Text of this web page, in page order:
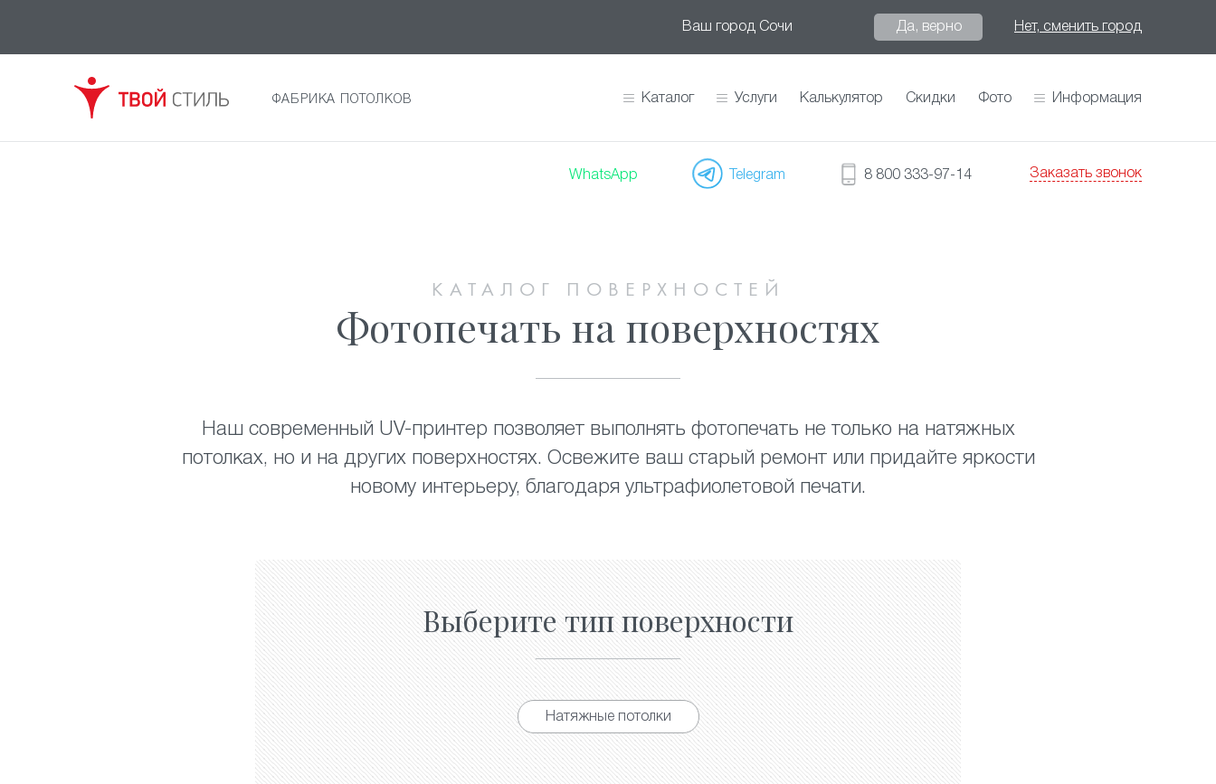
Ваш город Сочи Да, верно Нет, сменить город
ФАБРИКА ПОТОЛКОВ Каталог Услуги Калькулятор Скидки Фото Информация
WhatsApp Telegram 8 800 333-97-14 Заказать звонок
КАТАЛОГ ПОВЕРХНОСТЕЙ
Фотопечать на поверхностях
Наш современный UV-принтер позволяет выполнять фотопечать не только на натяжных
потолках, но и на других поверхностях. Освежите ваш старый ремонт или придайте яркости
новому интерьеру, благодаря ультрафиолетовой печати.
Выберите тип поверхности
Натяжные потолки